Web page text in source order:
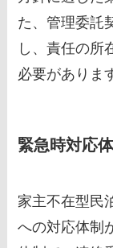
た、管理委託
し、責任の所
必要がありま
緊急時対応
家主不在型民
への対応体制